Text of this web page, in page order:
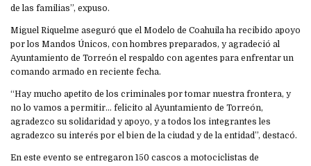
de las familias”, expuso.
Miguel Riquelme aseguró que el Modelo de Coahuila ha recibido apoyo
por los Mandos Únicos, con hombres preparados, y agradeció al
Ayuntamiento de Torreón el respaldo con agentes para enfrentar un
comando armado en reciente fecha.
“Hay mucho apetito de los criminales por tomar nuestra frontera, y
no lo vamos a permitir… felicito al Ayuntamiento de Torreón,
agradezco su solidaridad y apoyo, y a todos los integrantes les
agradezco su interés por el bien de la ciudad y de la entidad”, destacó.
En este evento se entregaron 150 cascos a motociclistas de